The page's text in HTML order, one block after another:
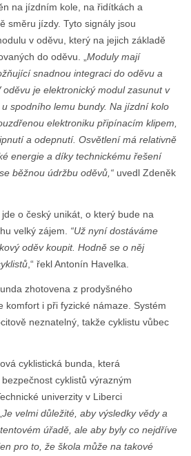
na jízdním kole, na řidítkách a
směru jízdy. Tyto signály jsou
v oděvu, který na jejich základě
do oděvu. „ Moduly mají
snadnou integraci do oděvu a
je elektronický modul zasunut v
spodního lemu bundy. Na jízdní kolo
elektroniku připínacím klipem,
a odepnutí. Osvětlení má relativně
energie a díky technickému řešení
běžnou údržbu oděvů,“ uvedl Zdeněk
o český unikát, o který bude na
velký zájem. “Už nyní dostáváme
oděv koupit. Hodně se o něj
,“ řekl Antonín Havelka.
zhotovena z prodyšného
komfort i při fyzické námaze. Systém
neznatelný, takže cyklistu vůbec
cyklistická bunda, která
cyklistů výrazným
univerzity v Liberci
Je velmi důležité, aby výsledky vědy a
úřadě, ale aby byly co nejdříve
pro to, že škola může na takové